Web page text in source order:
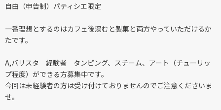
自由（申告制）パティシエ限定
一番理想とするのはカフェ後湯むと製菓と両方やっていただけるか
たです。
A,バリスタ 経験者 タンピング、スチーム、アート（チューリッ
プ程度）ができる方募集中です。
今回は未経験者の方は受け付けておりませんのでご注意くださいま
せ。